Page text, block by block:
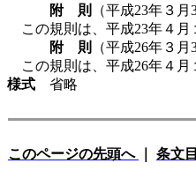
附 則
（平成23年３月
この規則は、平成23年４月
附 則
（平成26年３月
この規則は、平成26年４月
様式 省略
このページの先頭へ 条文